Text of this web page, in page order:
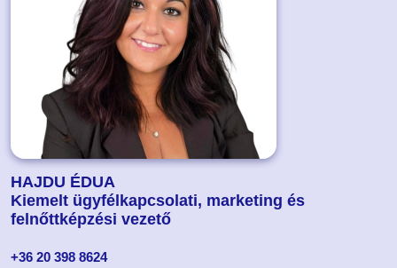
HAJDU ÉDUA
Kiemelt ügyfélkapcsolati, marketing és
felnőttképzési vezető
+36 20 398 8624